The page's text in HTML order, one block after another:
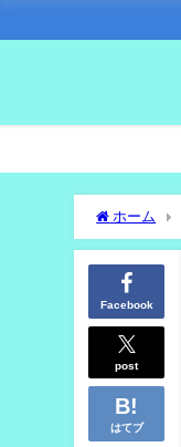
ホーム
は？
Facebook
post
はてブ